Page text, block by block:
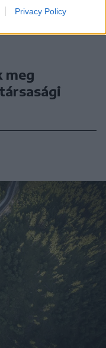
Privacy Policy
meg